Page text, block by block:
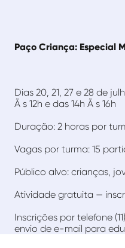
Paço Criança: Especial
Dias 20, 21, 27 e 28 de
Ã s 12h e das 14h Ã s 16h
Duração: 2 horas por
Vagas por turma: 15
Público alvo: crianças,
Atividade gratuita —
Inscrições por telefone
envio de e-mail para